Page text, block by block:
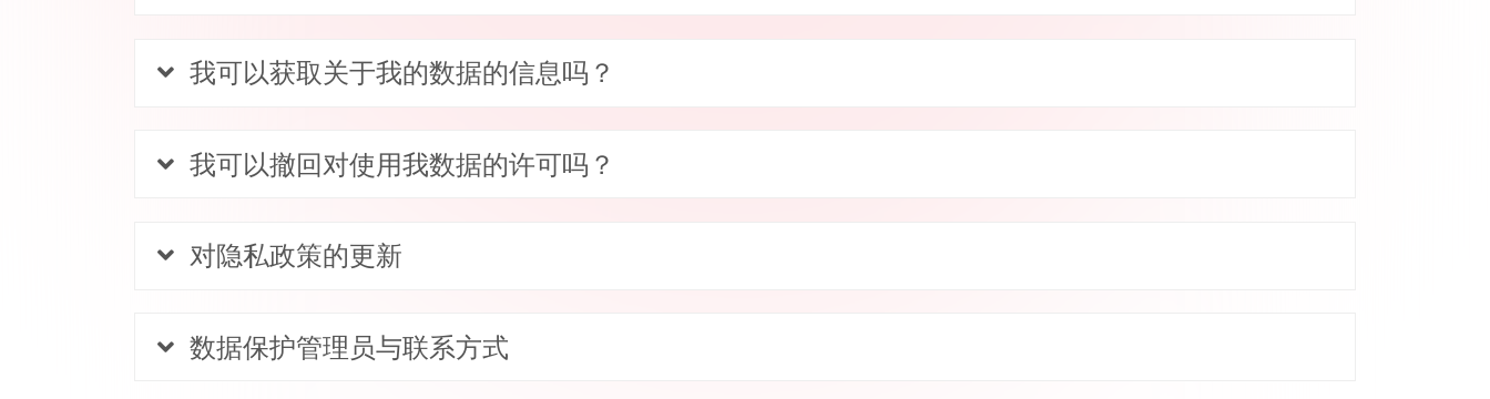
我可以获取关于我的数据的信息吗？
我可以撤回对使用我数据的许可吗？
对隐私政策的更新
数据保护管理员与联系方式